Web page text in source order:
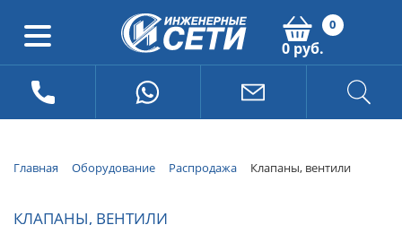
0
0 руб.
Главная Оборудование Распродажа Клапаны, вентили
КЛАПАНЫ, ВЕНТИЛИ